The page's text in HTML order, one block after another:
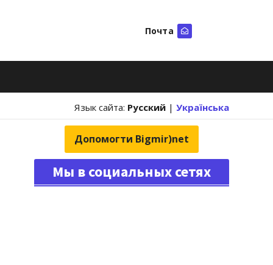
Почта
Язык сайта: Русский | Українська
Допомогти Bigmir)net
Мы в социальных сетях